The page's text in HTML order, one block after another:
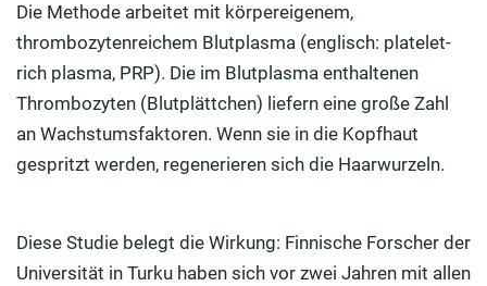
Die Methode arbeitet mit körpereigenem,
thrombozytenreichem Blutplasma (englisch: platelet-
rich plasma, PRP). Die im Blutplasma enthaltenen
Thrombozyten (Blutplättchen) liefern eine große Zahl
an Wachstumsfaktoren. Wenn sie in die Kopfhaut
gespritzt werden, regenerieren sich die Haarwurzeln.
Diese Studie belegt die Wirkung: Finnische Forscher der
Universität in Turku haben sich vor zwei Jahren mit allen